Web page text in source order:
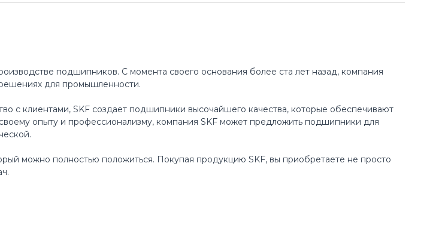
подшипников. С момента своего основания более ста лет назад, компания
для промышленности.
с клиентами, SKF создает подшипники высочайшего качества, которые обеспечивают
опыту и профессионализму, компания SKF может предложить подшипники для
можно полностью положиться. Покупая продукцию SKF, вы приобретаете не просто